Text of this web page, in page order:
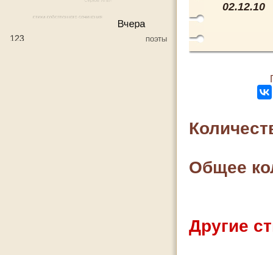
02.12.10
Общее
Другие